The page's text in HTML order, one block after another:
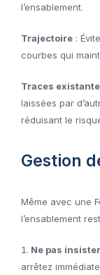
l’ensablement.
Trajectoire :
courbes qui
Traces
laissées par
réduisant le
Gestion
Même avec une
l’ensablement
Ne pas insister
arrêtez